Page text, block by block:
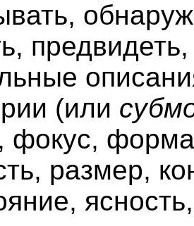
(или
фокус,
размер,